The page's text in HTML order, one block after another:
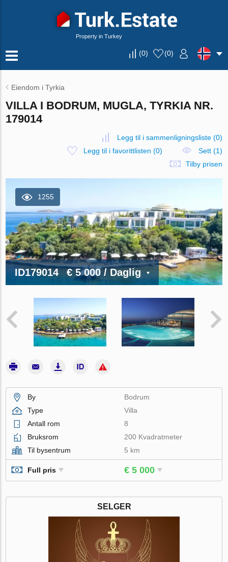
Property in Turkey
(0) (0)
Eiendom i Tyrkia
VILLA I BODRUM, MUGLA, TYRKIA NR.
179014
Legg til i sammenligningsliste(0)
Legg til i favorittlisten (0)
Sett (1)
Tilby prisen
1255
ID179014 € 5 000/ Daglig
By
Bodrum
Type
Villa
Antall rom
8
Bruksrom
200 Kvadratmeter
Til bysentrum
5 km
Full pris € 5 000
SELGER